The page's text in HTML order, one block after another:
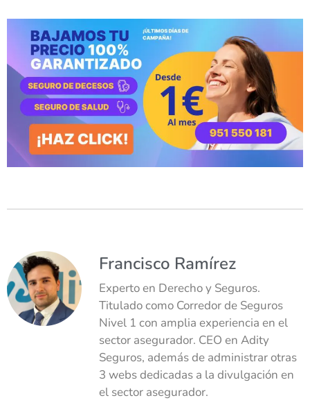
Francisco Ramírez
Experto en Derecho y Seguros.
Titulado como Corredor de Seguros
Nivel 1 con amplia experiencia en el
sector asegurador. CEO en Adity
Seguros, además de administrar otras
3 webs dedicadas a la divulgación en
el sector asegurador.